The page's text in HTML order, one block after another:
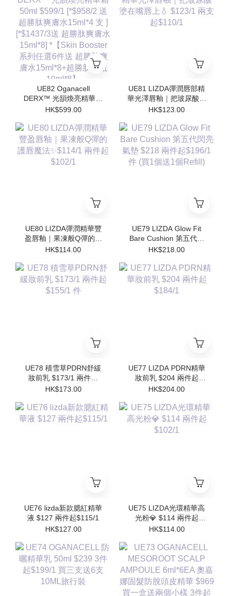
Booster 系列任選6件送
超勝肽爽膚水15ml*8+超
勝肽安瓶10ml*8】
Booster 系列任選6件送
超勝肽爽膚水15ml*8+超
勝肽安瓶10ml*8】
UE82 Oganacell
DERX™ 光韻煥亮精華霜
50ml $599/1 [*$958/2 送
[*$1437/3送 超勝肽爽膚
水15ml*8] *【Skin
Booster 系列任選6件送
超勝肽爽膚水15ml*8+超
勝肽安瓶10ml*8】
HK$599.00
UE81 LIZDA彈潤唇部精
華光澤唇釉｜把玻尿酸塗
在嘴唇上💧 $123/1 兩支
HK$123.00
UE80 LIZDA彈潤精華豐
盈唇釉｜果凍般Q彈的護
唇魔法✨$114/1 兩件起
HK$114.00
UE79 LIZDA Glow Fit
Bare Cushion 第五代閃
亮氣墊 $218 兩件起
Refill)
HK$218.00
UE78 積雪草PDRN舒緩
妝前乳 $173/1 兩件起
$155/1 件
HK$173.00
UE77 LIZDA PDRN精華
妝前乳 $204 兩件起
$184/1
HK$204.00
UE76 lizda新款腮紅精華
液 $127 兩件起$115/1
HK$127.00
UE75 LIZDA光環精華高
光粉💎 $114 兩件起
$102/1
HK$114.00